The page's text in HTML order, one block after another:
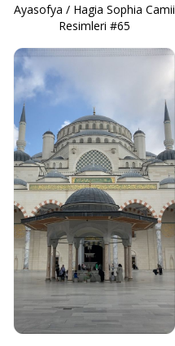
Ayasofya / Hagia Sophia Camii
Resimleri #65